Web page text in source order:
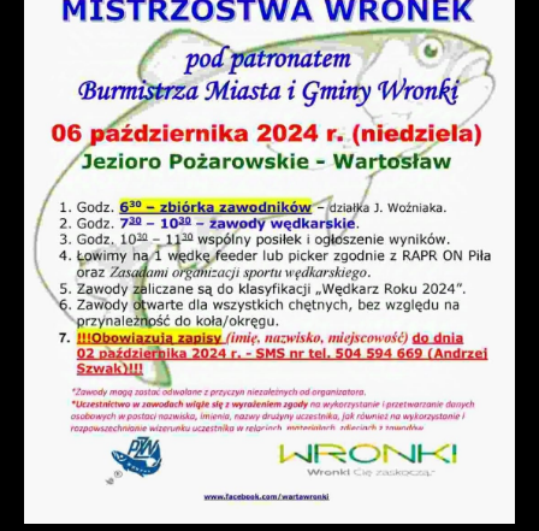
gwarantuje dostępność wszystkich
funkcjonalności.
prezentowania Ci naszych komunikatów na
podstawie analizy Twoich upodobań oraz
Twoich zwyczajów dotyczących
przeglądanej witryny internetowej. Treści
promocyjne mogą pojawić się na stronach
podmiotów trzecich lub firm będących
naszymi partnerami oraz innych
dostawców usług. Firmy te działają w
charakterze pośredników prezentujących
nasze treści w postaci wiadomości, ofert,
komunikatów mediów społecznościowych.